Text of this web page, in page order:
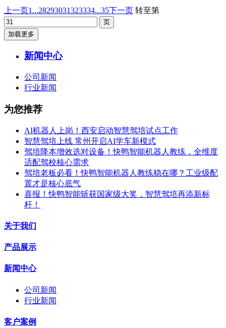
上一页1...28293031323334...35下一页 转至第
加载更多
新闻中心
公司新闻
行业新闻
为您推荐
AI机器人上岗！西安启动智慧驾培试点工作
智慧驾培上线 常州开启AI学车新模式
驾培降本增效选对设备！快鸭智能机器人教练，全维度
适配驾校核心需求
驾培老板必看！快鸭智能机器人教练稳在哪？工业级配
置才是核心底气
喜报！快鸭智能斩获国家级大奖，智慧驾培再添新标
杆！
关于我们
产品展示
新闻中心
公司新闻
行业新闻
客户案例